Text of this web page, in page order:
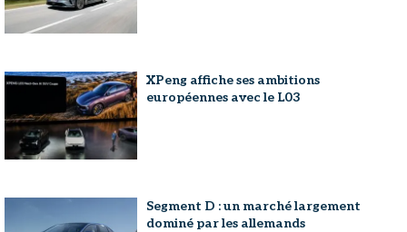
XPeng affiche ses ambitions
européennes avec le L03
Segment D : un marché largement
dominé par les allemands